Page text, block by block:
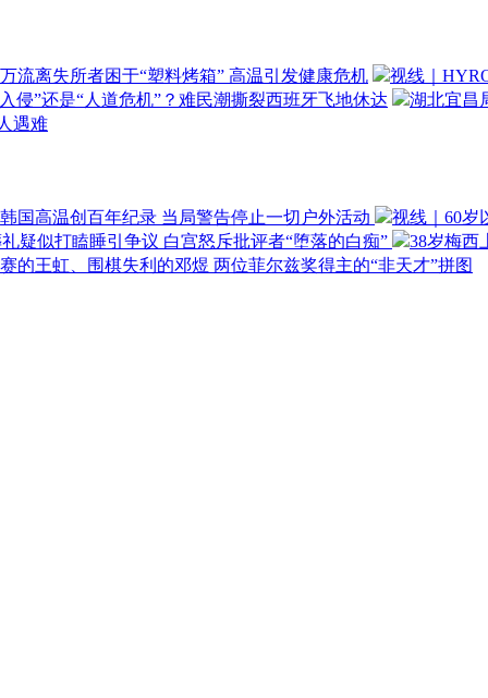
流离失所者困于“塑料烤箱” 高温引发健康危机
视线｜
侵”还是“人道危机”？难民潮撕裂西班牙飞地休达
湖北宜昌
遇难
韩国高温创百年纪录 当局警告停止一切户外活动
视线｜60岁
疑似打瞌睡引争议 白宫怒斥批评者“堕落的白痴”
38岁梅西
的王虹、围棋失利的邓煜 两位菲尔兹奖得主的“非天才”拼图